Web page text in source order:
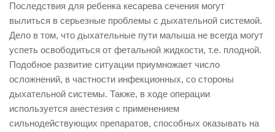
Последствия для ребенка кесарева сечения могут
вылиться в серьезные проблемы с дыхательной системой.
Дело в том, что дыхательные пути малыша не всегда могут
успеть освободиться от фетальной жидкости, т.е. плодной.
Подобное развитие ситуации приумножает число
осложнений, в частности инфекционных, со стороны
дыхательной системы. Также, в ходе операции
используется анестезия с применением
сильнодействующих препаратов, способных оказывать на